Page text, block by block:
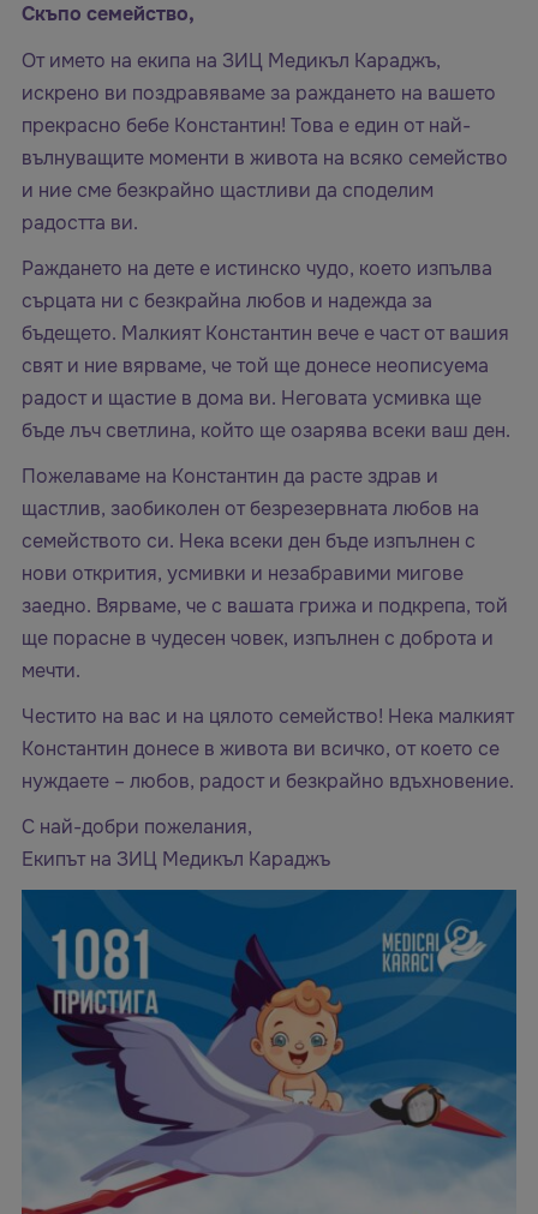
Скъпо семейство,
От името на екипа на ЗИЦ Медикъл Караджъ,
искрено ви поздравяваме за раждането на вашето
прекрасно бебе Константин! Това е един от най-
вълнуващите моменти в живота на всяко семейство
и ние сме безкрайно щастливи да споделим
радостта ви.
Раждането на дете е истинско чудо, което изпълва
сърцата ни с безкрайна любов и надежда за
бъдещето. Малкият Константин вече е част от вашия
свят и ние вярваме, че той ще донесе неописуема
радост и щастие в дома ви. Неговата усмивка ще
бъде лъч светлина, който ще озарява всеки ваш ден.
Пожелаваме на Константин да расте здрав и
щастлив, заобиколен от безрезервната любов на
семейството си. Нека всеки ден бъде изпълнен с
нови открития, усмивки и незабравими мигове
заедно. Вярваме, че с вашата грижа и подкрепа, той
ще порасне в чудесен човек, изпълнен с доброта и
мечти.
Честито на вас и на цялото семейство! Нека малкият
Константин донесе в живота ви всичко, от което се
нуждаете – любов, радост и безкрайно вдъхновение.
С най-добри пожелания,
Екипът на ЗИЦ Медикъл Караджъ